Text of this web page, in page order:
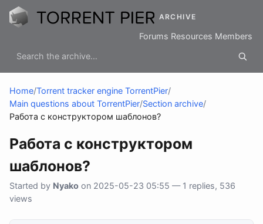
ARCHIVE
Forums Resources Members
Home/Torrent tracker engine TorrentPier/
Main questions about TorrentPier/Section archive/
Работа с конструктором шаблонов?
Работа с конструктором
шаблонов?
Started by Nyako on 2025-05-23 05:55 — 1 replies, 536
views